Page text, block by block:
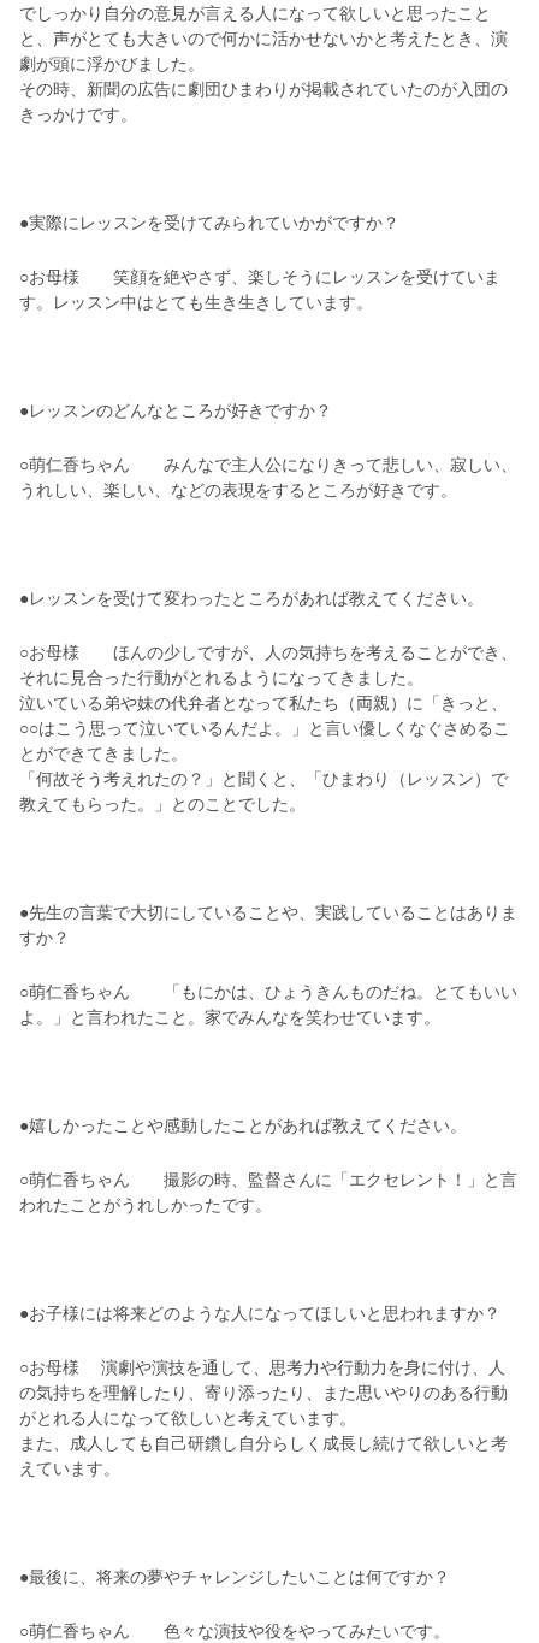
でしっかり自分の意見が言える人になって欲しいと思ったこと
と、声がとても大きいので何かに活かせないかと考えたとき、演
劇が頭に浮かびました。
その時、新聞の広告に劇団ひまわりが掲載されていたのが入団の
きっかけです。
●実際にレッスンを受けてみられていかがですか？
○お母様 笑顔を絶やさず、楽しそうにレッスンを受けていま
す。レッスン中はとても生き生きしています。
●レッスンのどんなところが好きですか？
○萌仁香ちゃん みんなで主人公になりきって悲しい、寂しい、
うれしい、楽しい、などの表現をするところが好きです。
●レッスンを受けて変わったところがあれば教えてください。
○お母様 ほんの少しですが、人の気持ちを考えることができ、
それに見合った行動がとれるようになってきました。
泣いている弟や妹の代弁者となって私たち（両親）に「きっと、
○○はこう思って泣いているんだよ。」と言い優しくなぐさめるこ
とができてきました。
「何故そう考えれたの？」と聞くと、「ひまわり（レッスン）で
教えてもらった。」とのことでした。
●先生の言葉で大切にしていることや、実践していることはありま
すか？
○萌仁香ちゃん 「もにかは、ひょうきんものだね。とてもいい
よ。」と言われたこと。家でみんなを笑わせています。
●嬉しかったことや感動したことがあれば教えてください。
○萌仁香ちゃん 撮影の時、監督さんに「エクセレント！」と言
われたことがうれしかったです。
●お子様には将来どのような人になってほしいと思われますか？
○お母様 演劇や演技を通して、思考力や行動力を身に付け、人
の気持ちを理解したり、寄り添ったり、また思いやりのある行動
がとれる人になって欲しいと考えています。
また、成人しても自己研鑽し自分らしく成長し続けて欲しいと考
えています。
●最後に、将来の夢やチャレンジしたいことは何ですか？
○萌仁香ちゃん 色々な演技や役をやってみたいです。